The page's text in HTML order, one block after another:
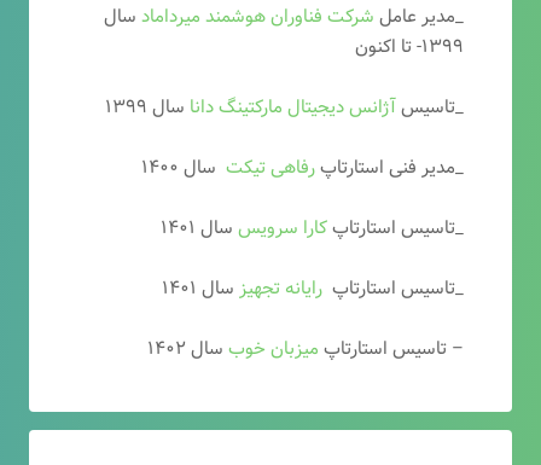
_مدیر عامل شرکت فناوران هوشمند میرداماد سال
۱۳۹۹- تا اکنون
_تاسیسآژانس دیجیتال مارکتینگ دانا سال ۱۳۹۹
_مدیر فنی استارتاپرفاهی تیکت سال ۱۴۰۰
_تاسیس استارتاپکارا سرویس سال ۱۴۰۱
_تاسیس استارتاپ رایانه تجهیز سال ۱۴۰۱
– تاسیس استارتاپ میزبان خوب سال ۱۴۰۲